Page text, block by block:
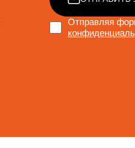
Отправляя